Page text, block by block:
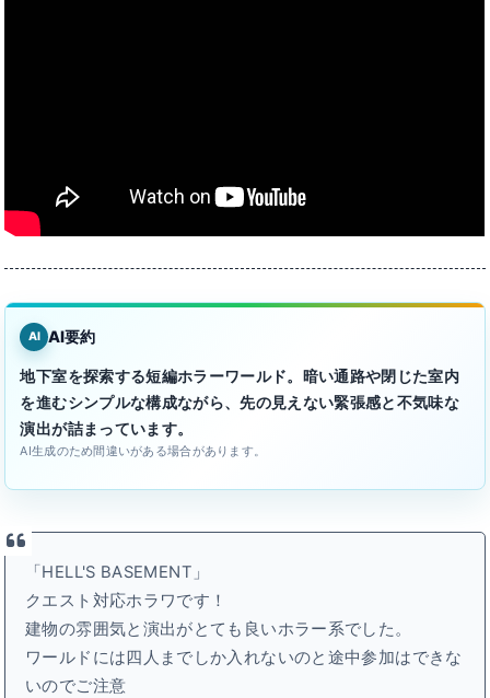
AI AI要約
地下室を探索する短編ホラーワールド。暗い通路や閉じた室内
を進むシンプルな構成ながら、先の見えない緊張感と不気味な
演出が詰まっています。
AI生成のため間違いがある場合があります。
「HELL'S BASEMENT」
クエスト対応ホラワです！
建物の雰囲気と演出がとても良いホラー系でした。
ワールドには四人までしか入れないのと途中参加はできな
いのでご注意